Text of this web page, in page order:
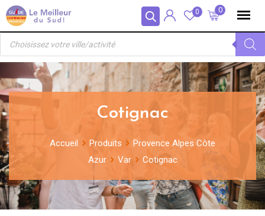
Panneau de gestion des cookies
Skip
to
content
0
0
Recherche
produits
Cotignac
Accueil Produits
Provence Alpes Côte
Azur
Var Cotignac